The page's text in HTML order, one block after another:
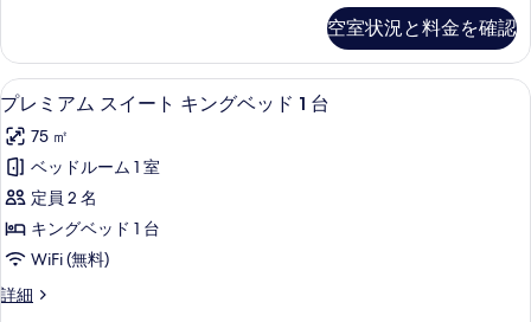
ー
ム
(2
Adults
+
Child)
の
す
べ
ム
ダ
ブ
ル
ー
(2
Adults
Child)
空室状況と料金を確認
プ
レ
ミ
ア
ム
ス
イ
ー
プレミアム スイート キングベッド 1
7
プレミアム スイート キングベッド 1 台
75 ㎡
ベッドルーム 1 室
定員 2 名
キングベッド 1 台
WiFi (無料)
詳細
プ